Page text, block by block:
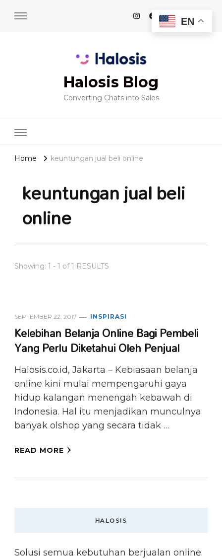
Halosis Blog
Converting Chats into Sales
Home keuntungan jual beli online
keuntungan jual beli
online
Showing: 1 - 1 of 1 RESULTS
SEPTEMBER 22, 2017 INSPIRASI
Kelebihan Belanja Online Bagi Pembeli
Yang Perlu Diketahui Oleh Penjual
Halosis.co.id, Jakarta – Kebiasaan belanja
online kini mulai mempengaruhi gaya
hidup kalangan menengah kebawah di
Indonesia. Hal itu menjadikan munculnya
banyak olshop yang secara tidak …
READ MORE
HALOSIS
Solusi semua kebutuhan berjualan online.
EN